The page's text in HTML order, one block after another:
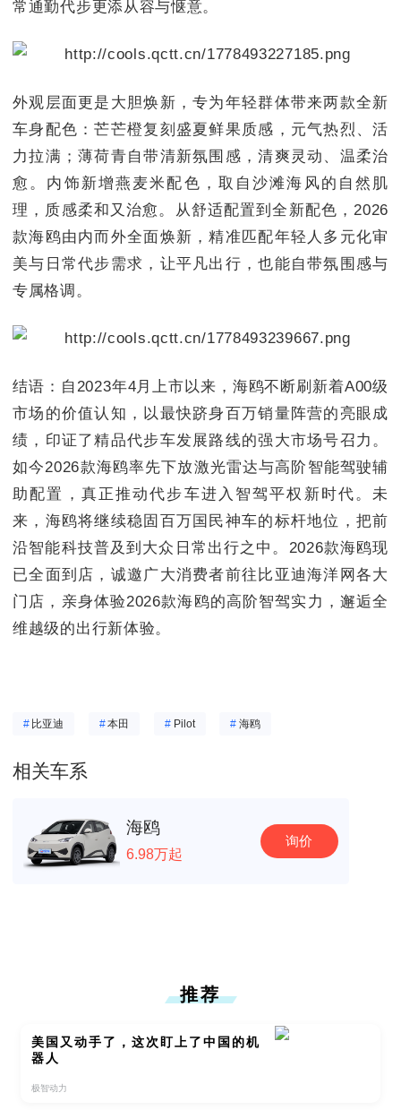
常通勤代步更添从容与惬意。
外观层面更是大胆焕新，专为年轻群体带来两款全新
车身配色：芒芒橙复刻盛夏鲜果质感，元气热烈、活
力拉满；薄荷青自带清新氛围感，清爽灵动、温柔治
愈。内饰新增燕麦米配色，取自沙滩海风的自然肌
理，质感柔和又治愈。从舒适配置到全新配色，2026
款海鸥由内而外全面焕新，精准匹配年轻人多元化审
美与日常代步需求，让平凡出行，也能自带氛围感与
专属格调。
结语：自2023年4月上市以来，海鸥不断刷新着A00级
市场的价值认知，以最快跻身百万销量阵营的亮眼成
绩，印证了精品代步车发展路线的强大市场号召力。
如今2026款海鸥率先下放激光雷达与高阶智能驾驶辅
助配置，真正推动代步车进入智驾平权新时代。未
来，海鸥将继续稳固百万国民神车的标杆地位，把前
沿智能科技普及到大众日常出行之中。2026款海鸥现
已全面到店，诚邀广大消费者前往比亚迪海洋网各大
门店，亲身体验2026款海鸥的高阶智驾实力，邂逅全
维越级的出行新体验。
# 比亚迪 #本田 # Pilot # 海鸥
相关车系
海鸥
6.98万起
询价
推荐
美国又动手了，这次盯上了中国的机
器人
极智动力